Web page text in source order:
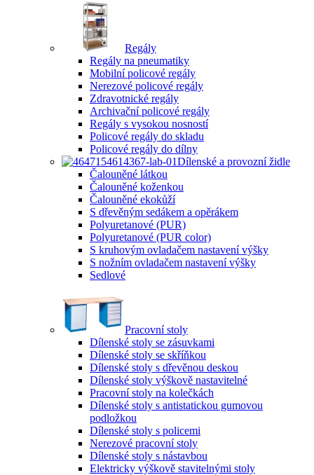
Regály
Regály na pneumatiky
Mobilní policové regály
Nerezové policové regály
Zdravotnické regály
Archivační policové regály
Regály s vysokou nosností
Policové regály do skladu
Policové regály do dílny
Dílenské a provozní židle
Čalouněné látkou
Čalouněné koženkou
Čalouněné ekokůží
S dřevěným sedákem a opěrákem
Polyuretanové (PUR)
Polyuretanové (PUR color)
S kruhovým ovladačem nastavení výšky
S nožním ovladačem nastavení výšky
Sedlové
Pracovní stoly
Dílenské stoly se zásuvkami
Dílenské stoly se skříňkou
Dílenské stoly s dřevěnou deskou
Dílenské stoly výškově nastavitelné
Pracovní stoly na kolečkách
Dílenské stoly s antistatickou gumovou
podložkou
Dílenské stoly s policemi
Nerezové pracovní stoly
Dílenské stoly s nástavbou
Elektricky výškově stavitelnými stoly